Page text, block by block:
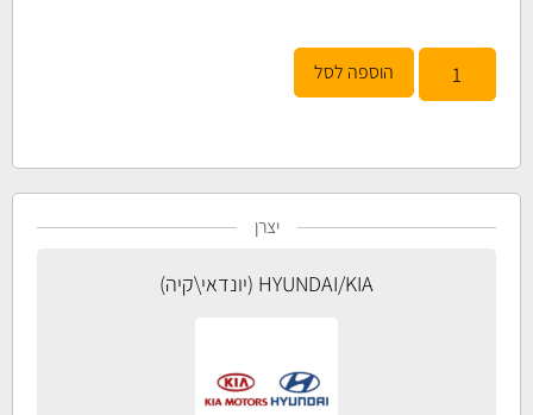
הוספה לסל
יצרן
HYUNDAI/KIA (יונדאי\קיה)